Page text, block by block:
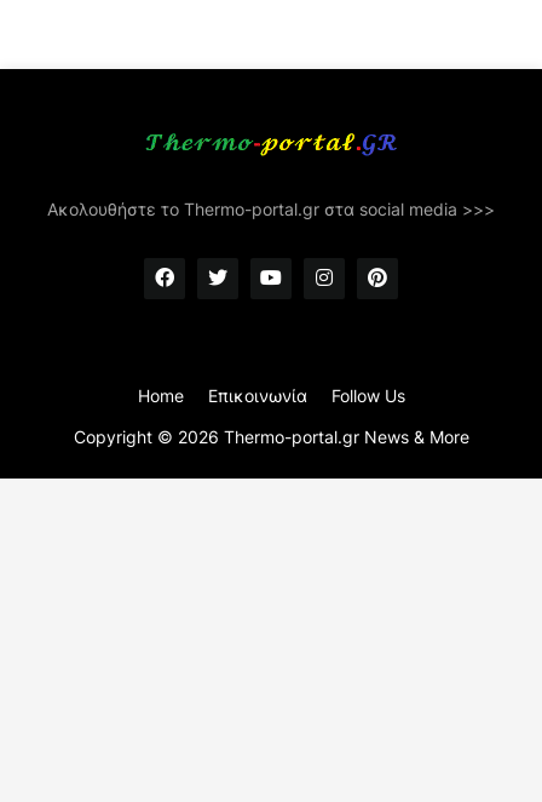
Ακολουθήστε το Thermo-portal.gr στα social media >>>
Copyright © 2026 Thermo-portal.gr News & More
Home Επικοινωνία Follow Us